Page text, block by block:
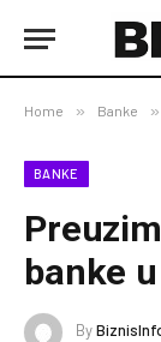
Home » Banke »
BANKE
banke
By